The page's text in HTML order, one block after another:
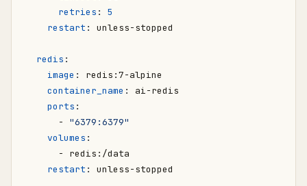
retries :
5
restart : unless-stopped
redis :
image :
redis:7-alpine
container_name :
ai-redis
ports :
- "6379:6379"
volumes :
- redis:/data
restart : unless-stopped